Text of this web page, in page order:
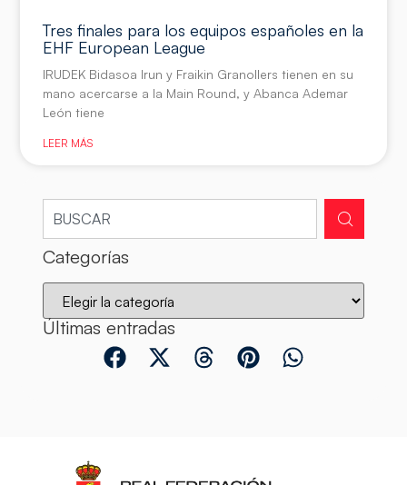
Tres finales para los equipos españoles en la
EHF European League
IRUDEK Bidasoa Irun y Fraikin Granollers tienen en su
mano acercarse a la Main Round, y Abanca Ademar
León tiene
LEER MÁS
Categorías
Últimas entradas